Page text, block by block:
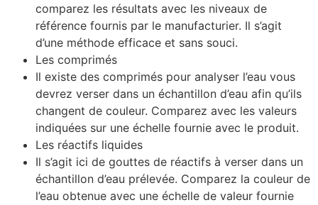
comparez les résultats avec les niveaux de
référence fournis par le manufacturier. Il s’agit
d’une méthode efficace et sans souci.
Les comprimés
Il existe des comprimés pour analyser l’eau vous
devrez verser dans un échantillon d’eau afin qu’ils
changent de couleur. Comparez avec les valeurs
indiquées sur une échelle fournie avec le produit.
Les réactifs liquides
Il s’agit ici de gouttes de réactifs à verser dans un
échantillon d’eau prélevée. Comparez la couleur de
l’eau obtenue avec une échelle de valeur fournie